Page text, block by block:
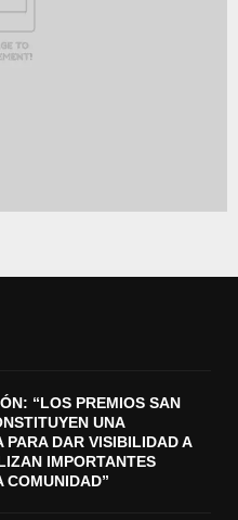
“LOS PREMIOS SAN
UNA
PARA DAR VISIBILIDAD A
IMPORTANTES
COMUNIDAD”